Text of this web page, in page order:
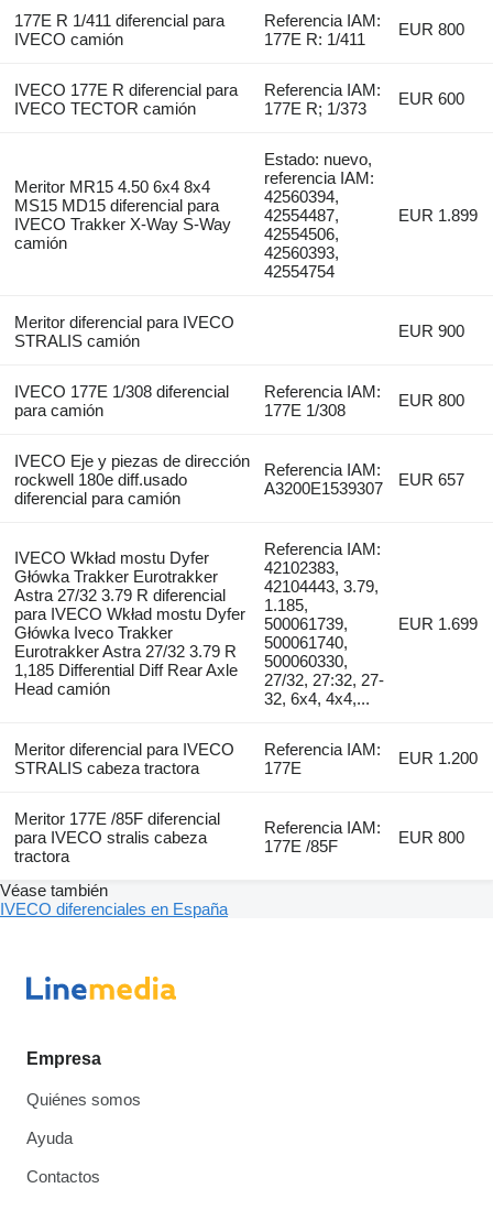
177E R 1/411 diferencial para
IVECO camión
Referencia IAM:
177E R: 1/411
EUR 800
IVECO 177E R diferencial para
IVECO TECTOR camión
Referencia IAM:
177E R; 1/373
EUR 600
Meritor MR15 4.50 6x4 8x4
MS15 MD15 diferencial para
IVECO Trakker X-Way S-Way
camión
Estado: nuevo,
referencia IAM:
42560394,
42554487,
42554506,
42560393,
42554754
EUR 1.899
Meritor diferencial para IVECO
STRALIS camión
EUR 900
IVECO 177E 1/308 diferencial
para camión
Referencia IAM:
177E 1/308
EUR 800
IVECO Eje y piezas de dirección
rockwell 180e diff.usado
diferencial para camión
Referencia IAM:
A3200E1539307
EUR 657
IVECO Wkład mostu Dyfer
Główka Trakker Eurotrakker
Astra 27/32 3.79 R diferencial
para IVECO Wkład mostu Dyfer
Główka Iveco Trakker
Eurotrakker Astra 27/32 3.79 R
1,185 Differential Diff Rear Axle
Head camión
Referencia IAM:
42102383,
42104443, 3.79,
1.185,
500061739,
500061740,
500060330,
27/32, 27:32, 27-
32, 6x4, 4x4,...
EUR 1.699
Meritor diferencial para IVECO
STRALIS cabeza tractora
Referencia IAM:
177E
EUR 1.200
Meritor 177E /85F diferencial
para IVECO stralis cabeza
tractora
Referencia IAM:
177E /85F
EUR 800
Véase también
IVECO diferenciales en España
Empresa
Quiénes somos
Ayuda
Contactos